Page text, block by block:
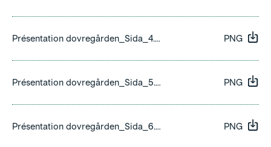
Présentation dovregården_Sida_4.png PNG
Présentation dovregården_Sida_5.png PNG
Présentation dovregården_Sida_6.png PNG